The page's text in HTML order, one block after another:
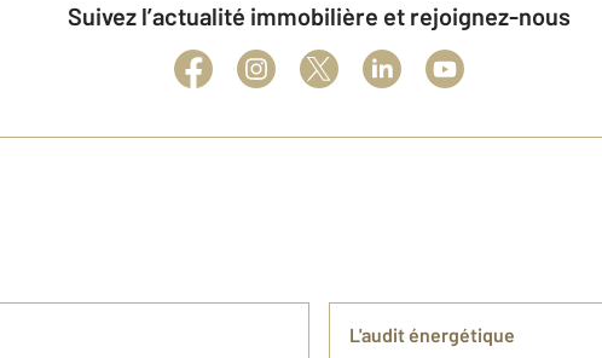
Suivez l’actualité immobilière et rejoignez-nous
L'audit énergétique